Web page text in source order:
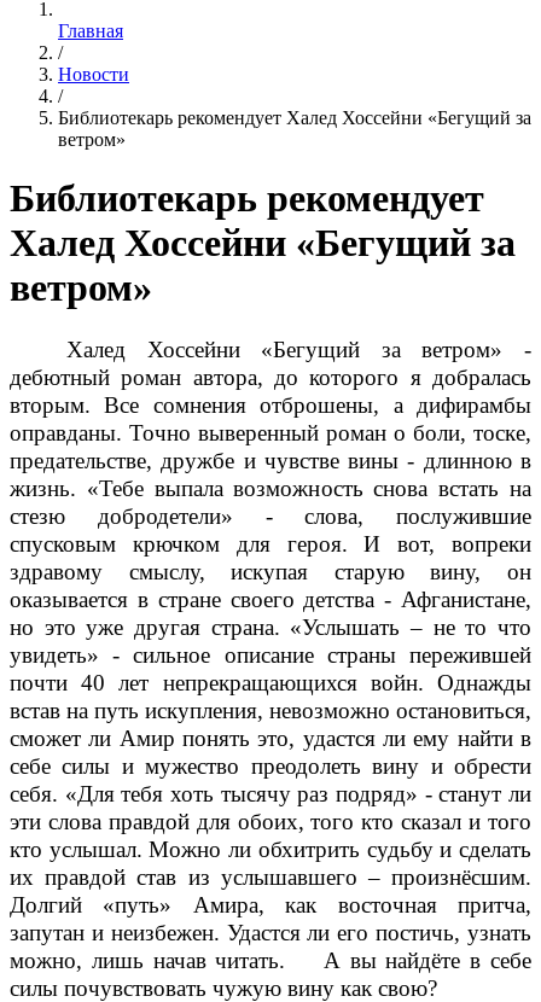
Главная
/
Новости
/
Библиотекарь рекомендует Халед Хоссейни «Бегущий за
ветром»
Библиотекарь рекомендует
Халед Хоссейни «Бегущий за
ветром»
Халед Хоссейни «Бегущий за ветром» -
дебютный роман автора, до которого я добралась
вторым. Все сомнения отброшены, а дифирамбы
оправданы. Точно выверенный роман о боли, тоске,
предательстве, дружбе и чувстве вины - длинною в
жизнь. «Тебе выпала возможность снова встать на
стезю добродетели» - слова, послужившие
спусковым крючком для героя. И вот, вопреки
здравому смыслу, искупая старую вину, он
оказывается в стране своего детства - Афганистане,
но это уже другая страна. «Услышать – не то что
увидеть» - сильное описание страны пережившей
почти 40 лет непрекращающихся войн. Однажды
встав на путь искупления, невозможно остановиться,
сможет ли Амир понять это, удастся ли ему найти в
себе силы и мужество преодолеть вину и обрести
себя. «Для тебя хоть тысячу раз подряд» - станут ли
эти слова правдой для обоих, того кто сказал и того
кто услышал. Можно ли обхитрить судьбу и сделать
их правдой став из услышавшего – произнёсшим.
Долгий «путь» Амира, как восточная притча,
запутан и неизбежен. Удастся ли его постичь, узнать
можно, лишь начав читать. А вы найдёте в себе
силы почувствовать чужую вину как свою?